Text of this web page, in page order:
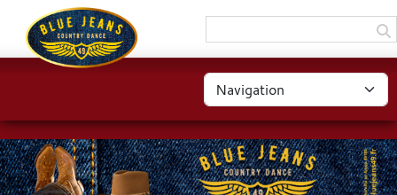
Panneau de gestion des cookies